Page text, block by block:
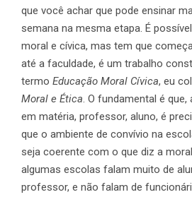
que você achar que pode ensinar
semana na mesma etapa. É
moral e cívica, mas tem que
até a faculdade, é um trabalho
termo Educação Moral Cívica, eu
Moral e Ética. O fundamental é
em matéria, professor, aluno, é
que o ambiente de convívio na
seja coerente com o que diz a
algumas escolas falam muito de
professor, e não falam de